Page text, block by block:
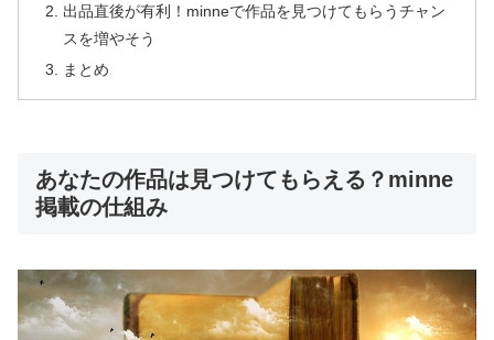
出品直後が有利！minneで作品を見つけてもらうチャン
スを増やそう
まとめ
あなたの作品は見つけてもらえる？minne
掲載の仕組み